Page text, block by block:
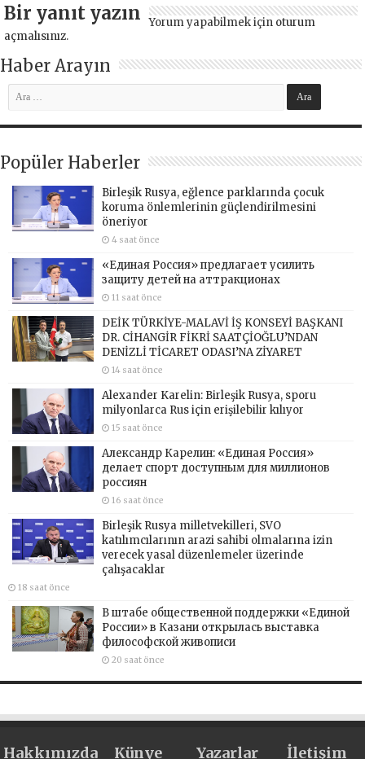
Bir yanıt yazın Yorum yapabilmek için oturum
açmalısınız.
Haber Arayın
Popüler Haberler
Birleşik Rusya, eğlence parklarında çocuk
koruma önlemlerinin güçlendirilmesini
öneriyor
4 saat önce
«Единая Россия» предлагает усилить
защиту детей на аттракционах
11 saat önce
DEİK TÜRKİYE-MALAVİ İŞ KONSEYİ BAŞKANI
DR. CİHANGİR FİKRİ SAATÇİOĞLU’NDAN
DENİZLİ TİCARET ODASI’NA ZİYARET
14 saat önce
Alexander Karelin: Birleşik Rusya, sporu
milyonlarca Rus için erişilebilir kılıyor
15 saat önce
Александр Карелин: «Единая Россия»
делает спорт доступным для миллионов
россиян
16 saat önce
Birleşik Rusya milletvekilleri, SVO
katılımcılarının arazi sahibi olmalarına izin
verecek yasal düzenlemeler üzerinde
çalışacaklar
18 saat önce
В штабе общественной поддержки «Единой
России» в Казани открылась выставка
философской живописи
20 saat önce
Hakkımızda Künye Yazarlar İletişim